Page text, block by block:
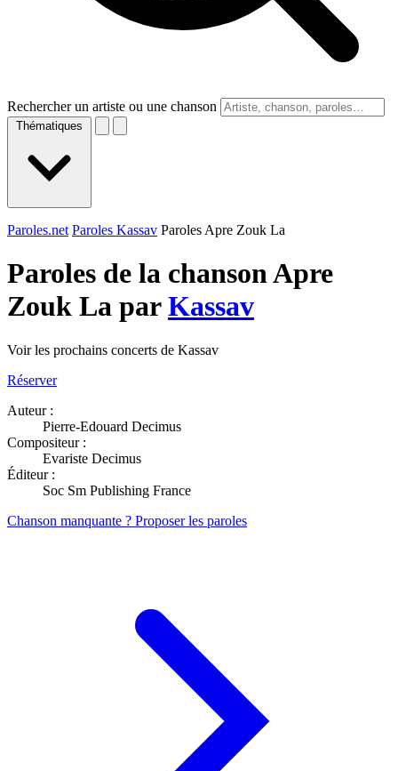
Rechercher un artiste ou une chanson
Thématiques
Paroles.net Paroles Kassav Paroles Apre Zouk La
Paroles de la chanson Apre
Zouk La parKassav
Voir les prochains concerts de Kassav
Réserver
Auteur :
Pierre-Edouard Decimus
Compositeur :
Evariste Decimus
Éditeur :
Soc Sm Publishing France
Chanson manquante ? Proposer les paroles